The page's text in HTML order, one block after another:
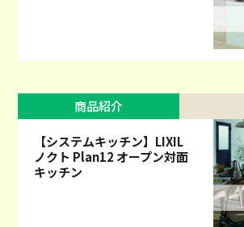
商品紹介
【システムキッチン】LIXIL
ノクト Plan12 オープン対面
キッチン